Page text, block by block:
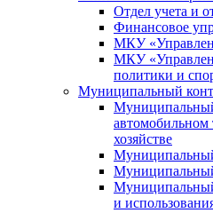
Отдел учета и
Финансовое
МКУ
МКУ
политики и
Муниципальный
автомобильном
хозяйстве
и